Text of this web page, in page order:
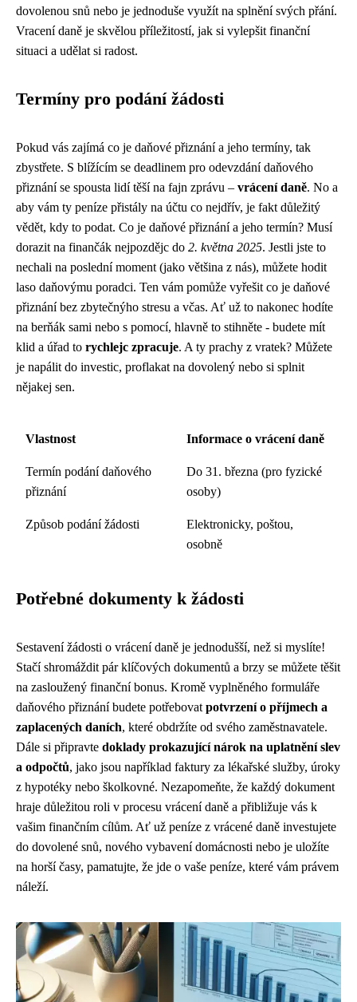
dovolenou snů nebo je jednoduše využít na splnění svých přání.
Vracení daně je skvělou příležitostí, jak si vylepšit finanční
situaci a udělat si radost.
Termíny pro podání žádosti
Pokud vás zajímá co je daňové přiznánía jeho termíny, tak
zbystřete. S blížícím se deadlinem pro odevzdání daňového
přiznání se spousta lidí těší na fajn zprávu – vrácení daně. No a
aby vám ty peníze přistály na účtu co nejdřív, je fakt důležitý
vědět, kdy to podat. Co je daňové přiznání a jeho termín? Musí
dorazit na finančák nejpozdějc do 2. května 2025. Jestli jste to
nechali na poslední moment (jako většina z nás), můžete hodit
laso daňovýmu poradci. Ten vám pomůže vyřešit co je daňové
přiznání bez zbytečnýho stresu a včas. Ať už to nakonec hodíte
na berňák sami nebo s pomocí, hlavně to stihněte - budete mít
klid a úřad to rychlejc zpracuje. A ty prachy z vratek? Můžete
je napálit do investic, proflakat na dovolený nebo si splnit
nějakej sen.
Vlastnost Informace o vrácení daně
Termín podání daňového
přiznání
Do 31. března (pro fyzické
osoby)
Způsob podání žádosti
Elektronicky, poštou,
osobně
Potřebné dokumenty k žádosti
Sestavení žádosti o vrácení daně je jednodušší, než si myslíte!
Stačí shromáždit pár klíčových dokumentů a brzy se můžete těšit
na zasloužený finanční bonus. Kromě vyplněného formuláře
daňového přiznání budete potřebovat potvrzení o příjmech a
zaplacených daních, které obdržíte od svého zaměstnavatele.
Dále si připravte doklady prokazující nárok na uplatnění slev
a odpočtů, jako jsou například faktury za lékařské služby, úroky
z hypotéky nebo školkovné. Nezapomeňte, že každý dokument
hraje důležitou roli v procesu vrácení daně a přibližuje vás k
vašim finančním cílům. Ať už peníze z vrácené daně investujete
do dovolené snů, nového vybavení domácnosti nebo je uložíte
na horší časy, pamatujte, že jde o vaše peníze, které vám právem
náleží.